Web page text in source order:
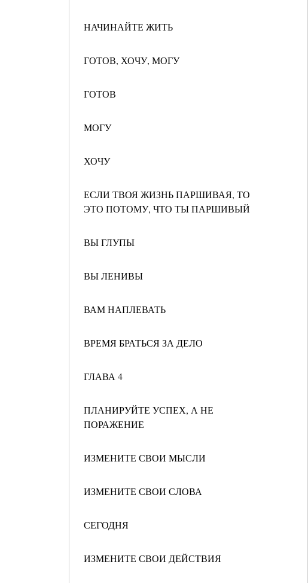
НАЧИНАЙТЕ ЖИТЬ
ГОТОВ, ХОЧУ, МОГУ
ГОТОВ
МОГУ
ХОЧУ
ЕСЛИ ТВОЯ ЖИЗНЬ ПАРШИВАЯ, ТО
ЭТО ПОТОМУ, ЧТО ТЫ ПАРШИВЫЙ
ВЫ ГЛУПЫ
ВЫ ЛЕНИВЫ
ВАМ НАПЛЕВАТЬ
ВРЕМЯ БРАТЬСЯ ЗА ДЕЛО
ГЛАВА 4
ПЛАНИРУЙТЕ УСПЕХ, А НЕ
ПОРАЖЕНИЕ
ИЗМЕНИТЕ СВОИ МЫСЛИ
ИЗМЕНИТЕ СВОИ СЛОВА
СЕГОДНЯ
ИЗМЕНИТЕ СВОИ ДЕЙСТВИЯ